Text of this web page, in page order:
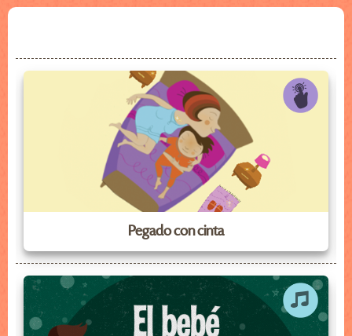
Pegado con cinta